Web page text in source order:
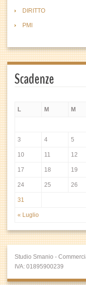
DIRITTO
PMI
Scadenze
L
M M
« Luglio
3 4 5
10 11 12
17 18 19
24 25 26
31
Studio Smanio -
IVA: 01895900239